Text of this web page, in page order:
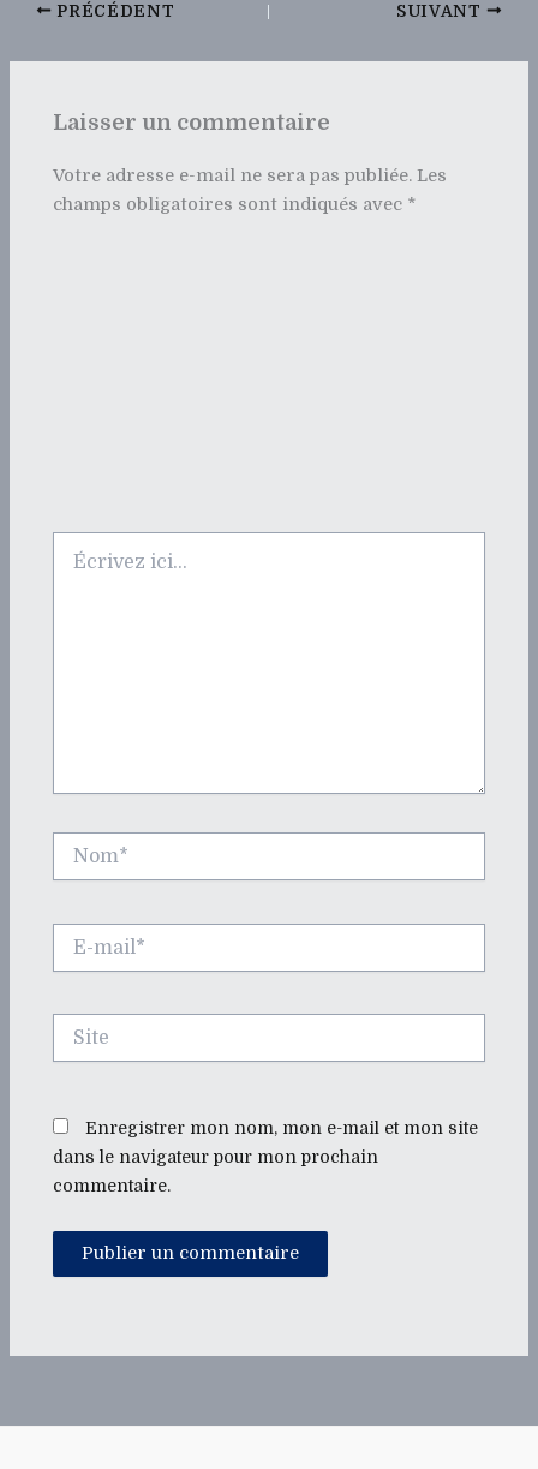
PRÉCÉDENT SUIVANT
Laisser un commentaire
Votre adresse e-mail ne sera pas publiée. Les
champs obligatoires sont indiqués avec *
ici…
mail*
Site
Enregistrer mon nom, mon e-mail et mon site
dans le navigateur pour mon prochain
commentaire.